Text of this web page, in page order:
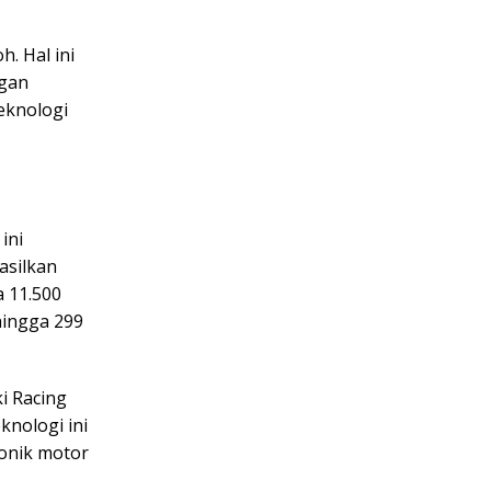
Hal ini
299
Racing
ini
motor